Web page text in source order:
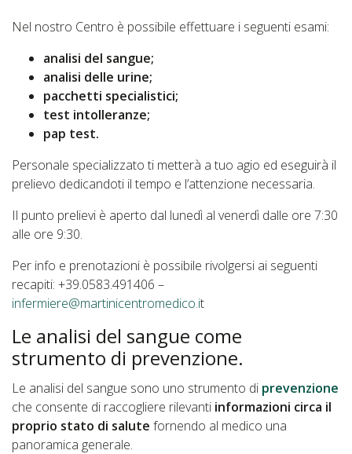
Nel nostro Centro è possibile effettuare i seguenti esami:
analisi del sangue;
analisi delle urine;
pacchetti specialistici;
test intolleranze;
pap test.
Personale specializzato ti metterà a tuo agio ed eseguirà il
prelievo dedicandoti il tempo e l’attenzione necessaria.
Il punto prelievi è aperto dal lunedì al venerdì dalle ore 7:30
alle ore 9:30.
Per info e prenotazioni è possibile rivolgersi ai seguenti
recapiti: +39.0583.491406 –
infermiere@martinicentromedico.it
Le analisi del sangue come
strumento di prevenzione.
Le analisi del sangue sono uno strumento di prevenzione
che consente di raccogliere rilevanti informazioni circa il
proprio stato di salute fornendo al medico una
panoramica generale.